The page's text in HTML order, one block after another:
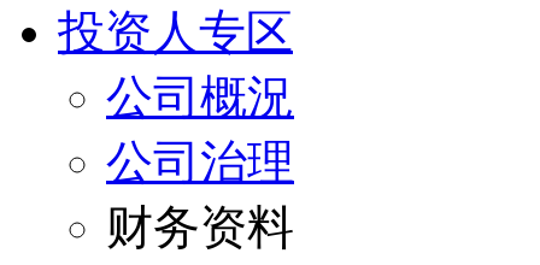
投资人专区
公司概況
公司治理
财务资料